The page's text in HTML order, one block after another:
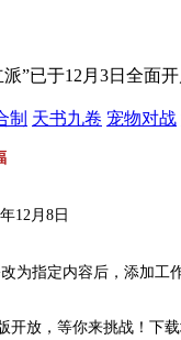
派”已于12月3日全面
制 天书九卷 宠物对战
12月8日
指定内容后，添加工
放，等你来挑战！下载